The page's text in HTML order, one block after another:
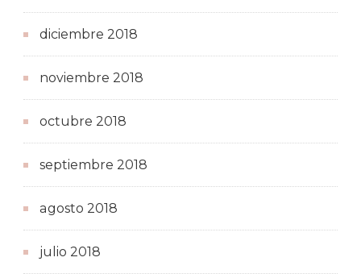
diciembre 2018
noviembre 2018
octubre 2018
septiembre 2018
agosto 2018
julio 2018